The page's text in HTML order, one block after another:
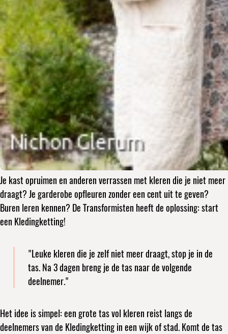
Je kast opruimen en anderen verrassen met kleren die je niet meer
draagt? Je garderobe opfleuren zonder een cent uit te geven?
Buren leren kennen? De Transformisten heeft de oplossing: start
een Kledingketting!
"Leuke kleren die je zelf niet meer draagt, stop je in de
tas. Na 3 dagen breng je de tas naar de volgende
deelnemer."
Het idee is simpel: een grote tas vol kleren reist langs de
deelnemers van de Kledingketting in een wijk of stad. Komt de tas